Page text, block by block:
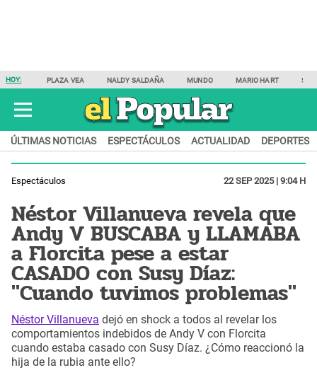
HOY: PLAZA VEA NALDY SALDAÑA MUNDO MARIO HART
ÚLTIMAS NOTICIAS ESPECTÁCULOS ACTUALIDAD DEPORTES
Espectáculos 22 SEP 2025 | 9:04 H
Néstor Villanueva revela que
Andy V BUSCABA y LLAMABA
a Florcita pese a estar
CASADO con Susy Díaz:
"Cuando tuvimos problemas"
Néstor Villanueva dejó en shock a todos al revelar los
comportamientos indebidos de Andy V con Florcita
cuando estaba casado con Susy Díaz. ¿Cómo reaccionó la
hija de la rubia ante ello?